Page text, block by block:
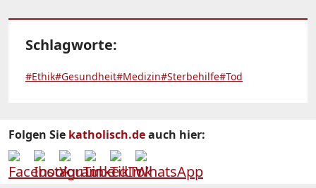
Schlagworte:
#Ethik#Gesundheit#Medizin#Sterbehilfe#Tod
Folgen Sie katholisch.deauch hier: